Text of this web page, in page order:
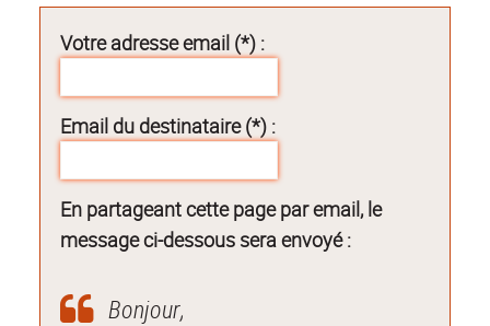
Votre adresse email (*) :
Email du destinataire (*) :
En partageant cette page par email, le
message ci-dessous sera envoyé :
Bonjour,